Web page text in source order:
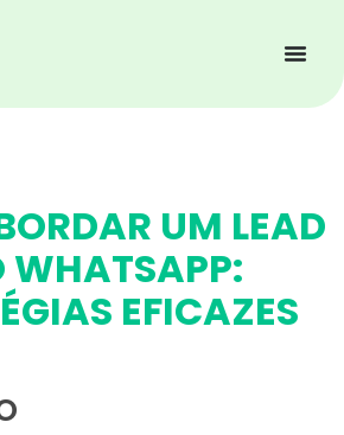
UM LEAD
WHATSAPP:
EFICAZES